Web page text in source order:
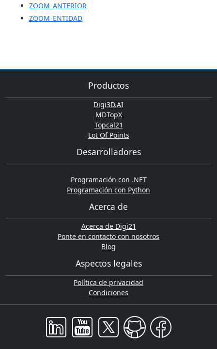
ZOOM_ANTERIOR
ZOOM_ENTIDAD
Productos
Digi3D.AI
MDTopX
Topcal21
Lot Of Points
Desarrolladores
Programación con .NET
Programación con Python
Acerca de
Acerca de Digi21
Ponte en contacto con nosotros
Blog
Aspectos legales
Política de privacidad
Condiciones